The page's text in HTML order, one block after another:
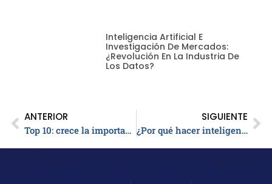
Inteligencia Artificial E
Investigación De Mercados:
¿revolución En La Industria De
Los Datos?
ANTERIOR
Top 10: crece la importación de plantas eléctricas en 5 países de Latinoamérica
SIGUIENTE
¿Por qué hacer inteligencia de negocios? Transformar los datos en conocimientos empresariales